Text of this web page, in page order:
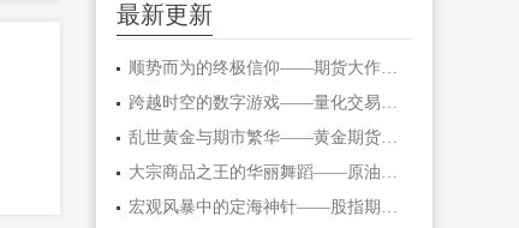
最新更新
顺势而为的终极信仰——期货大作手的修
跨越时空的数字游戏——量化交易在期货
乱世黄金与期市繁华——黄金期货的避险
大宗商品之王的华丽舞蹈——原油期货的
宏观风暴中的定海神针——股指期货的对